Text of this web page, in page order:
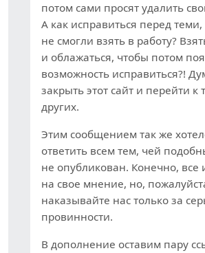
потом сами просят удалить
А как исправиться перед теми,
не смогли взять в работу?
и облажаться, чтобы потом
возможность исправиться?!
закрыть этот сайт и перейти к
других.
Этим сообщением так же
ответить всем тем, чей
не опубликован. Конечно,
на свое мнение, но,
наказывайте нас только за
провинности.
В дополнение оставим пару